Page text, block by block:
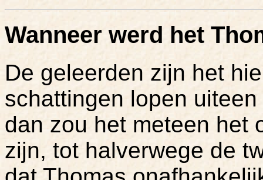
Wanneer werd het
De geleerden zijn het
schattingen lopen
dan zou het meteen het
zijn, tot halverwege de